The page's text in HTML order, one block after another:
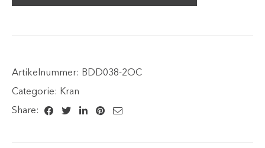
Artikelnummer: BDD038-2OC
Categorie: Kran
Share: